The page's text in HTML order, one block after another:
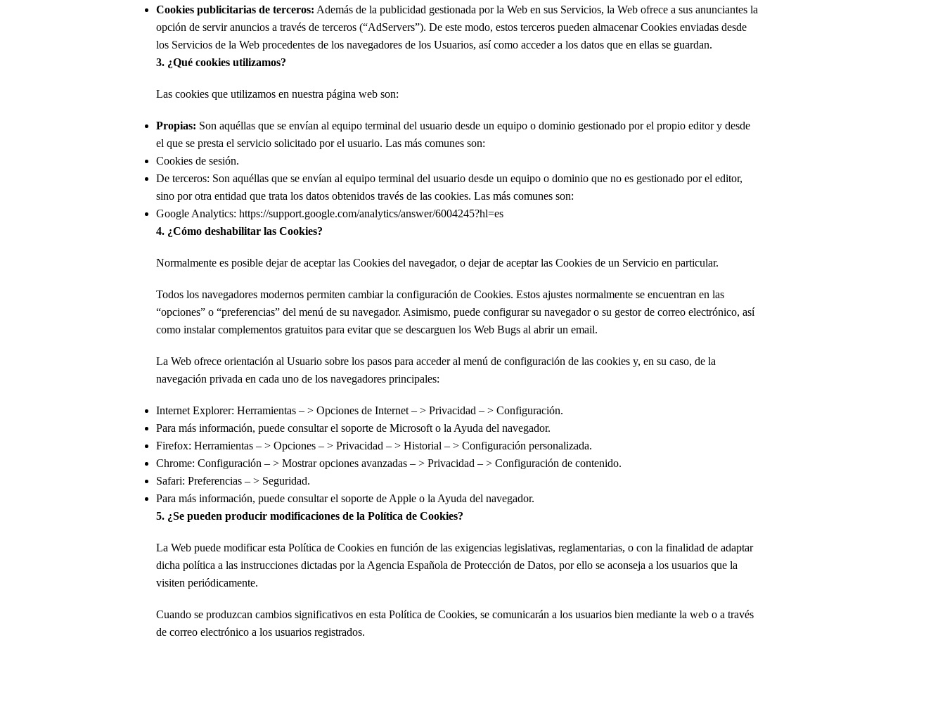
Cookies publicitarias de terceros: Además de la publicidad gestionada por la Web en sus Servicios, la Web ofrece a sus anunciantes la
opción de servir anuncios a través de terceros (“AdServers”). De este modo, estos terceros pueden almacenar Cookies enviadas desde
los Servicios de la Web procedentes de los navegadores de los Usuarios, así como acceder a los datos que en ellas se guardan.
3. ¿Qué cookies utilizamos?
Las cookies que utilizamos en nuestra página web son:
Propias: Son aquéllas que se envían al equipo terminal del usuario desde un equipo o dominio gestionado por el propio editor y desde
el que se presta el servicio solicitado por el usuario. Las más comunes son:
Cookies de sesión.
De terceros: Son aquéllas que se envían al equipo terminal del usuario desde un equipo o dominio que no es gestionado por el editor,
sino por otra entidad que trata los datos obtenidos través de las cookies. Las más comunes son:
Google Analytics: https://support.google.com/analytics/answer/6004245?hl=es
4. ¿Cómo deshabilitar las Cookies?
Normalmente es posible dejar de aceptar las Cookies del navegador, o dejar de aceptar las Cookies de un Servicio en particular.
Todos los navegadores modernos permiten cambiar la configuración de Cookies. Estos ajustes normalmente se encuentran en las
“opciones” o “preferencias” del menú de su navegador. Asimismo, puede configurar su navegador o su gestor de correo electrónico, así
como instalar complementos gratuitos para evitar que se descarguen los Web Bugs al abrir un email.
La Web ofrece orientación al Usuario sobre los pasos para acceder al menú de configuración de las cookies y, en su caso, de la
navegación privada en cada uno de los navegadores principales:
Internet Explorer: Herramientas – > Opciones de Internet – > Privacidad – > Configuración.
Para más información, puede consultar el soporte de Microsoft o la Ayuda del navegador.
Firefox: Herramientas – > Opciones – > Privacidad – > Historial – > Configuración personalizada.
Chrome: Configuración – > Mostrar opciones avanzadas – > Privacidad – > Configuración de contenido.
Safari: Preferencias – > Seguridad.
Para más información, puede consultar el soporte de Apple o la Ayuda del navegador.
5. ¿Se pueden producir modificaciones de la Política de Cookies?
La Web puede modificar esta Política de Cookies en función de las exigencias legislativas, reglamentarias, o con la finalidad de adaptar
dicha política a las instrucciones dictadas por la Agencia Española de Protección de Datos, por ello se aconseja a los usuarios que la
visiten periódicamente.
Cuando se produzcan cambios significativos en esta Política de Cookies, se comunicarán a los usuarios bien mediante la web o a través
de correo electrónico a los usuarios registrados.